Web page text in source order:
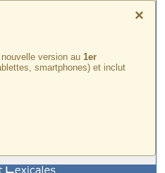
×
version au 1er
smartphones) et inclut